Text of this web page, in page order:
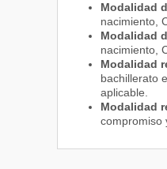
Área de
Finanzas
Modalidad
nacimiento,
Modalidad
nacimiento,
Modalidad
bachillerato
aplicable.
Modalidad
compromiso